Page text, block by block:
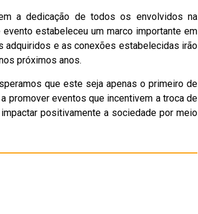
a dedicação de todos os envolvidos na
estabeleceu um marco importante em
adquiridos e as conexões estabelecidas irão
próximos anos.
que este seja apenas o primeiro de
promover eventos que incentivem a troca de
positivamente a sociedade por meio